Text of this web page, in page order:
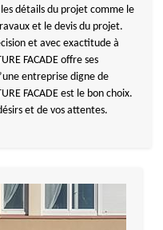
détails du projet comme le
et le devis du projet.
et avec exactitude à
FACADE offre ses
entreprise digne de
FACADE est le bon choix.
et de vos attentes.